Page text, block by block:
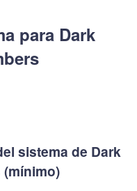
para Dark
sistema de Dark